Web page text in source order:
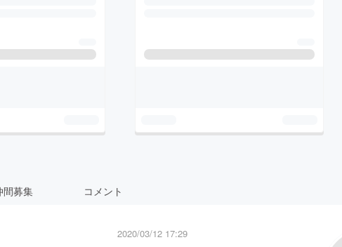
間募集 コメント
2020/03/12 17:29